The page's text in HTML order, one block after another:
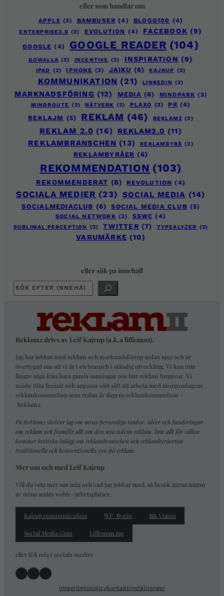
eller som handlar om
APPLE (3) BAMBUSER (4) BLOGG100 (4)
ENTERPRISE2.0 (2) EVOLUTION (4) FACEBOOK (9)
GOOGLE (4) GOOGLE READER (104)
GOWALLA (2) INCENTIVE (2) INSPIRATION (9)
IPAD (2) IPHONE (3) JAIKU (6) KAJRUP (2)
KOMMUNIKATION (21) LINKEDIN (2)
MARKNADSFÖRING (12) MEDIA (6) MINDPARK (3)
MINDROUTE (2) NÄTVERK (2) PLAXO (3) PR (4)
REKLAJM (5) REKLAM (46) REKLAM2 (2)
REKLAM 2.0 (16) REKLAM2.0 (11)
REKLAMBRANSCHEN (13) REKLAMBYRÅ (2)
REKLAMBYRÅER (6)
REKOMMENDATION (103)
REKOMMENDERAT (8) REVOLUTION (4)
SOCIALA MEDIER (23) SOCIAL MEDIA (14)
SOCIALMEDIACLUB (6) SOCIAL MEDIA CLUB (5)
SOCIAL NETWORK (3) SSWC (4)
SUBLIMAL PERCEPTION (2) TWITTER (7) TYPEALYZER (2)
VARUMÄRKE (10)
eller sök på innehåll
SÖK
Reklam2 drivs av Leif Kajrup (a.k.a liffeman).
Jag har jobbat med reklam och marknadsföring sedan 1992 och är
övertygad om att vi är i en bransch i ständig utveckling. Vi kan inte
längre utgå från bara gamla sanningar om hur reklam fungerar. Vi
måste titta framåt och anpassa vårt sätt att arbeta med morgondagens
reklamkonsumtion som redan är dagens reklamkonsumtion –
Reklam2.
På Reklam2 skriver jag om mina personliga tankar, idéer och funderingar
om reklam och framför allt om den nya tidens reklam. Inte allt för sällan
kommer kritiska inlägg om reklambranschen och reklambyråernas
traditionella och konventionella syn på reklam.
Mer om och med Leif Kajrup
Vill du veta mer om mig och vad jag jobbar med, så besök gärna någon
av mina andra webb-/arbetsplatser.
Kajrup communication WP_Byrån Blå Vision
Social Media Com Liffeman.me
eller följ mig i sociala medier
Facebook
Instagram
LinkedIn
IntegritetspolicykontaktInställningar